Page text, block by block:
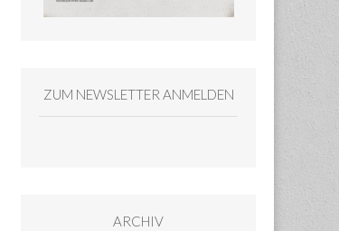
ZUM NEWSLETTER ANMELDEN
ARCHIV